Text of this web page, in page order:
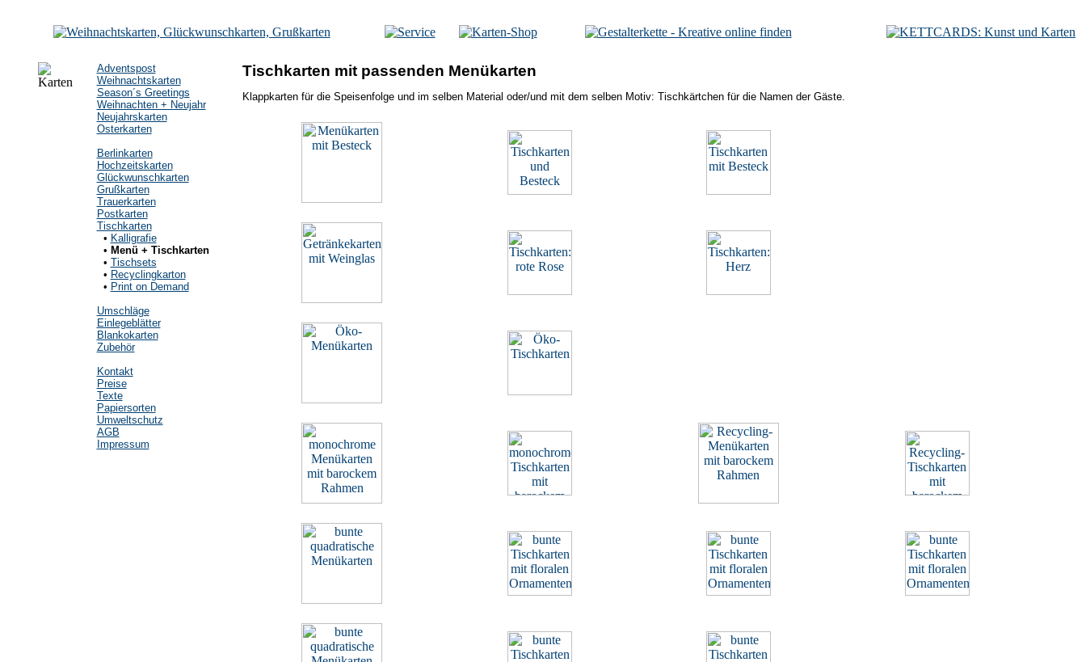
Adventspost
Weihnachtskarten
Season´s Greetings
Weihnachten + Neujahr
Neujahrskarten
Osterkarten
Berlinkarten
Hochzeitskarten
Glückwunschkarten
Grußkarten
Trauerkarten
Postkarten
Tischkarten
• Kalligrafie
• Menü + Tischkarten
• Tischsets
• Recyclingkarton
• Print on Demand
Umschläge
Einlegeblätter
Blankokarten
Zubehör
Kontakt
Preise
Texte
Papiersorten
Umweltschutz
AGB
Impressum
Tischkarten mit passenden Menükarten
Klappkarten für die Speisenfolge und im selben Material oder/und mit dem selben Motiv: Tischkärtchen für die Namen der Gäste.